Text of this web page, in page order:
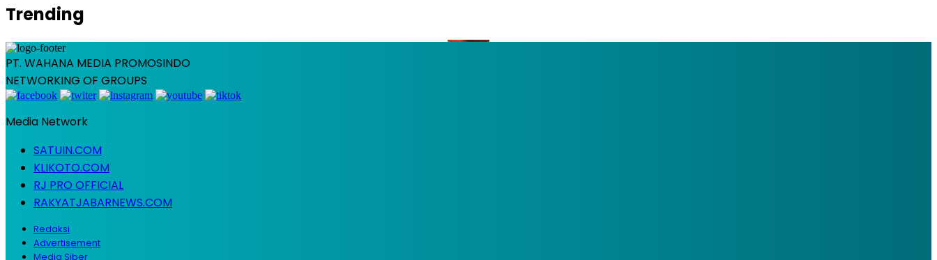
Trending
PT. WAHANA MEDIA PROMOSINDO
NETWORKING OF GROUPS
Media Network
SATUIN.COM
KLIKOTO.COM
RJ PRO OFFICIAL
RAKYATJABARNEWS.COM
Redaksi
Advertisement
Media Siber